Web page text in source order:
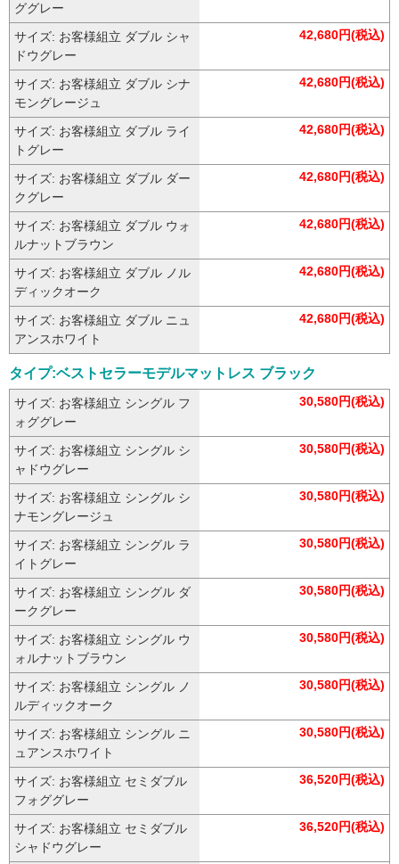
ググレー
サイズ: お客様組立 ダブル シャ
ドウグレー
42,680円(税込)
サイズ: お客様組立 ダブル シナ
モングレージュ
42,680円(税込)
サイズ: お客様組立 ダブル ライ
トグレー
42,680円(税込)
サイズ: お客様組立 ダブル ダー
クグレー
42,680円(税込)
サイズ: お客様組立 ダブル ウォ
ルナットブラウン
42,680円(税込)
サイズ: お客様組立 ダブル ノル
ディックオーク
42,680円(税込)
サイズ: お客様組立 ダブル ニュ
アンスホワイト
42,680円(税込)
タイプ:ベストセラーモデルマットレス ブラック
サイズ: お客様組立 シングル フ
ォググレー
30,580円(税込)
サイズ: お客様組立 シングル シ
ャドウグレー
30,580円(税込)
サイズ: お客様組立 シングル シ
ナモングレージュ
30,580円(税込)
サイズ: お客様組立 シングル ラ
イトグレー
30,580円(税込)
サイズ: お客様組立 シングル ダ
ークグレー
30,580円(税込)
サイズ: お客様組立 シングル ウ
ォルナットブラウン
30,580円(税込)
サイズ: お客様組立 シングル ノ
ルディックオーク
30,580円(税込)
サイズ: お客様組立 シングル ニ
ュアンスホワイト
30,580円(税込)
サイズ: お客様組立 セミダブル
フォググレー
36,520円(税込)
サイズ: お客様組立 セミダブル
シャドウグレー
36,520円(税込)